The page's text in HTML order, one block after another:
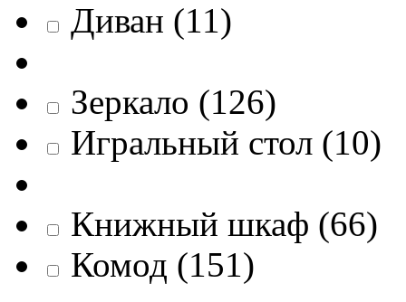
Диван (11)
Зеркало (126)
Игральный стол (10)
Книжный шкаф (66)
Комод (151)